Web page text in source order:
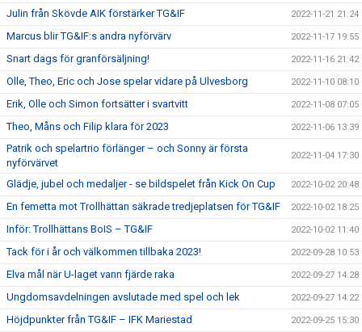
Julin från Skövde AIK förstärker TG&IF 2022-11-21 21:24
Marcus blir TG&IF:s andra nyförvärv 2022-11-17 19:55
Snart dags för granförsäljning! 2022-11-16 21:42
Olle, Theo, Eric och Jose spelar vidare på Ulvesborg 2022-11-10 08:10
Erik, Olle och Simon fortsätter i svartvitt 2022-11-08 07:05
Theo, Måns och Filip klara för 2023 2022-11-06 13:39
Patrik och spelartrio förlänger – och Sonny är första
nyförvärvet
2022-11-04 17:30
Glädje, jubel och medaljer - se bildspelet från Kick On Cup 2022-10-02 20:48
En femetta mot Trollhättan säkrade tredjeplatsen för TG&IF 2022-10-02 18:25
Inför: Trollhättans BoIS – TG&IF 2022-10-02 11:40
Tack för i år och välkommen tillbaka 2023! 2022-09-28 10:53
Elva mål när U-laget vann fjärde raka 2022-09-27 14:28
Ungdomsavdelningen avslutade med spel och lek 2022-09-27 14:22
Höjdpunkter från TG&IF – IFK Mariestad 2022-09-25 15:30